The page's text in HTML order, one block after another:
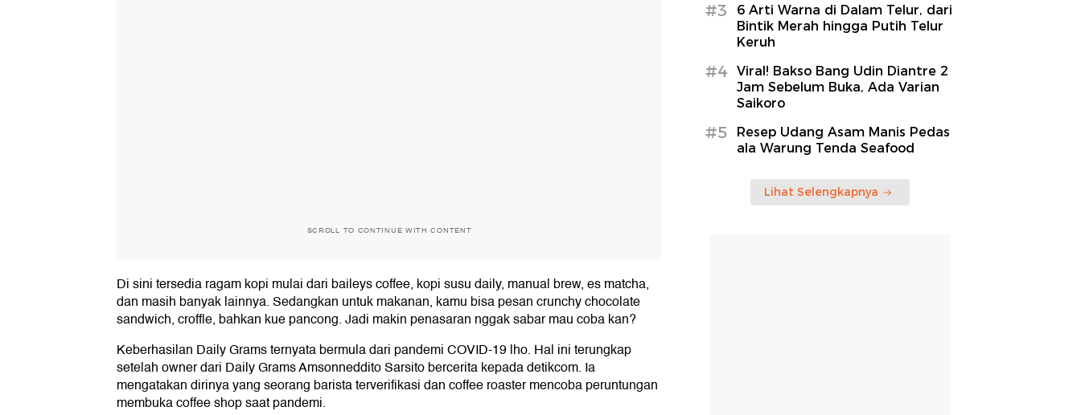
SCROLL TO CONTINUE WITH CONTENT
Di sini tersedia ragam kopi mulai dari baileys coffee, kopi susu daily, manual brew, es matcha,
dan masih banyak lainnya. Sedangkan untuk makanan, kamu bisa pesan crunchy chocolate
sandwich, croffle, bahkan kue pancong. Jadi makin penasaran nggak sabar mau coba kan?
Keberhasilan Daily Grams ternyata bermula dari pandemi COVID-19 lho. Hal ini terungkap
setelah owner dari Daily Grams Amsonneddito Sarsito bercerita kepada detikcom. Ia
mengatakan dirinya yang seorang barista terverifikasi dan coffee roaster mencoba peruntungan
membuka coffee shop saat pandemi.
#3
6 Arti Warna di Dalam Telur, dari
Bintik Merah hingga Putih Telur
Keruh
#4
Viral! Bakso Bang Udin Diantre 2
Jam Sebelum Buka, Ada Varian
Saikoro
#5
Resep Udang Asam Manis Pedas
ala Warung Tenda Seafood
Lihat Selengkapnya